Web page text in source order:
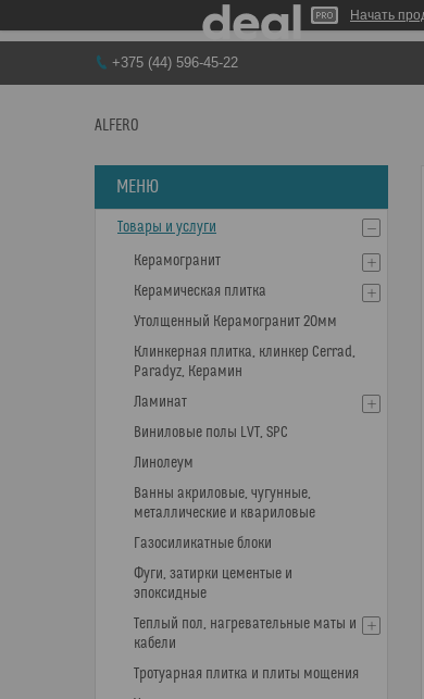
Начать
+375 (44) 596-45-22
ALFERO
Товары и услуги
Керамогранит
Керамическая плитка
Утолщенный Керамогранит 20мм
Клинкерная плитка, клинкер Cerrad,
Paradyz, Керамин
Ламинат
Виниловые полы LVT, SPC
Линолеум
Ванны акриловые, чугунные,
металлические и квариловые
Газосиликатные блоки
Фуги, затирки цементые и
эпоксидные
Теплый пол, нагревательные маты и
кабели
Тротуарная плитка и плиты мощения